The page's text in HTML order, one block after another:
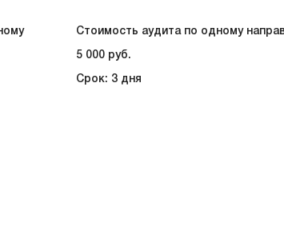
Стоимость аудита по одному
5 000 руб.
Срок: 3 дня